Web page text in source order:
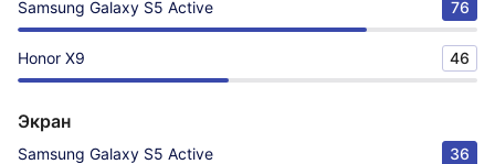
Samsung Galaxy S5 Active 76
Honor X9 46
Экран
Samsung Galaxy S5 Active 36